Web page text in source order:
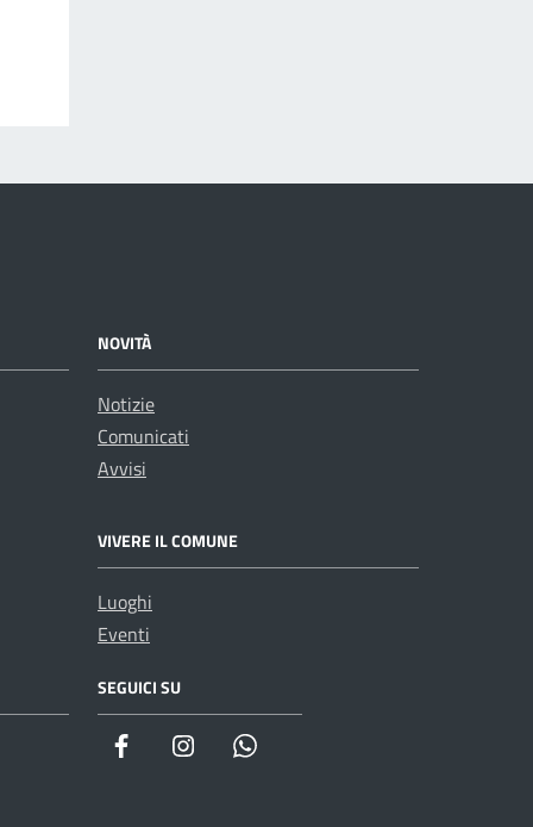
NOVITÀ
Notizie
Comunicati
Avvisi
VIVERE IL COMUNE
Luoghi
Eventi
SEGUICI SU